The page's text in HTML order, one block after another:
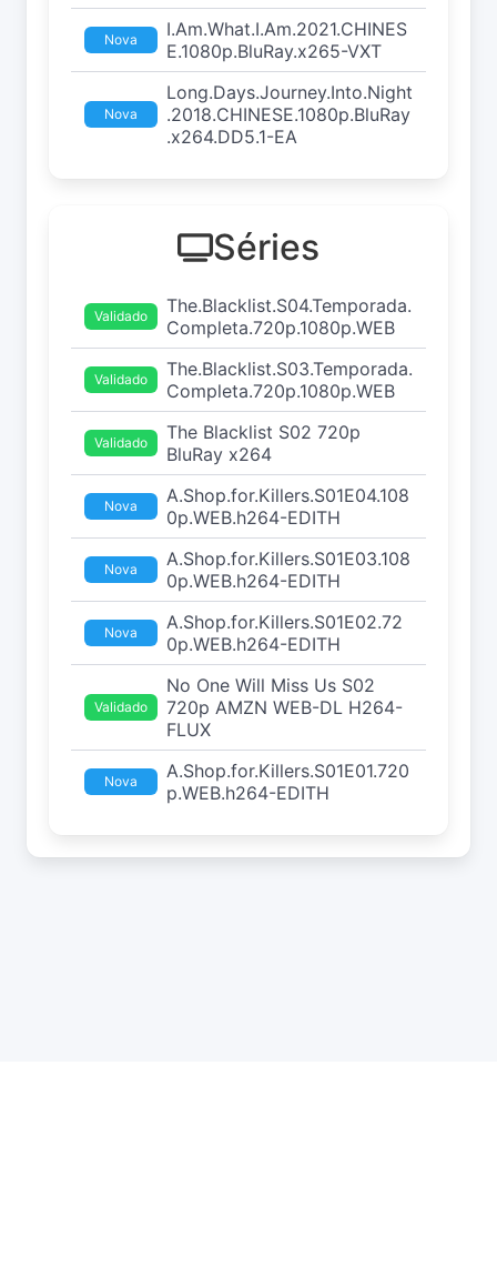
Nova
I.Am.What.I.Am.2021.CHINES
E.1080p.BluRay.x265-VXT
Nova
Long.Days.Journey.Into.Night
.2018.CHINESE.1080p.BluRay
.x264.DD5.1-EA
Séries
Validado
The.Blacklist.S04.Temporada.
Completa.720p.1080p.WEB
Validado
The.Blacklist.S03.Temporada.
Completa.720p.1080p.WEB
Validado
The Blacklist S02 720p
BluRay x264
Nova
A.Shop.for.Killers.S01E04.108
0p.WEB.h264-EDITH
Nova
A.Shop.for.Killers.S01E03.108
0p.WEB.h264-EDITH
Nova
A.Shop.for.Killers.S01E02.72
0p.WEB.h264-EDITH
Validado
No One Will Miss Us S02
720p AMZN WEB-DL H264-
FLUX
Nova
A.Shop.for.Killers.S01E01.720
p.WEB.h264-EDITH